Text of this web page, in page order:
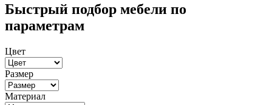
Быстрый подбор мебели по
параметрам
Цвет
Размер
Материал